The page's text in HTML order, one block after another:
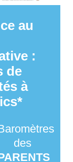
au
:
de
à
des